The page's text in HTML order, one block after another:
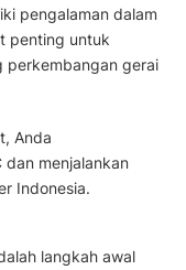
pengalaman dalam
penting untuk
perkembangan gerai
Anda
dan menjalankan
Indonesia.
langkah awal